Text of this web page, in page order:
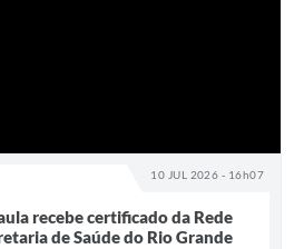
10 JUL 2026 - 16h07
recebe certificado da Rede
de Saúde do Rio Grande